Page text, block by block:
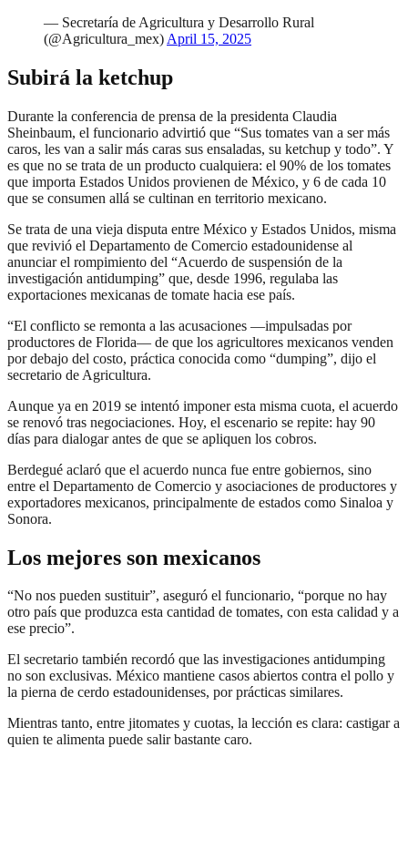
— Secretaría de Agricultura y Desarrollo Rural
(@Agricultura_mex) April 15, 2025
Subirá la ketchup
Durante la conferencia de prensa de la presidenta Claudia
Sheinbaum, el funcionario advirtió que “Sus tomates van a ser más
caros, les van a salir más caras sus ensaladas, su ketchup y todo”. Y
es que no se trata de un producto cualquiera: el 90% de los tomates
que importa Estados Unidos provienen de México, y 6 de cada 10
que se consumen allá se cultinan en territorio mexicano.
Se trata de una vieja disputa entre México y Estados Unidos, misma
que revivió el Departamento de Comercio estadounidense al
anunciar el rompimiento del “Acuerdo de suspensión de la
investigación antidumping” que, desde 1996, regulaba las
exportaciones mexicanas de tomate hacia ese país.
“El conflicto se remonta a las acusaciones —impulsadas por
productores de Florida— de que los agricultores mexicanos venden
por debajo del costo, práctica conocida como “dumping”, dijo el
secretario de Agricultura.
Aunque ya en 2019 se intentó imponer esta misma cuota, el acuerdo
se renovó tras negociaciones. Hoy, el escenario se repite: hay 90
días para dialogar antes de que se apliquen los cobros.
Berdegué aclaró que el acuerdo nunca fue entre gobiernos, sino
entre el Departamento de Comercio y asociaciones de productores y
exportadores mexicanos, principalmente de estados como Sinaloa y
Sonora.
Los mejores son mexicanos
“No nos pueden sustituir”, aseguró el funcionario, “porque no hay
otro país que produzca esta cantidad de tomates, con esta calidad y a
ese precio”.
El secretario también recordó que las investigaciones antidumping
no son exclusivas. México mantiene casos abiertos contra el pollo y
la pierna de cerdo estadounidenses, por prácticas similares.
Mientras tanto, entre jitomates y cuotas, la lección es clara: castigar a
quien te alimenta puede salir bastante caro.